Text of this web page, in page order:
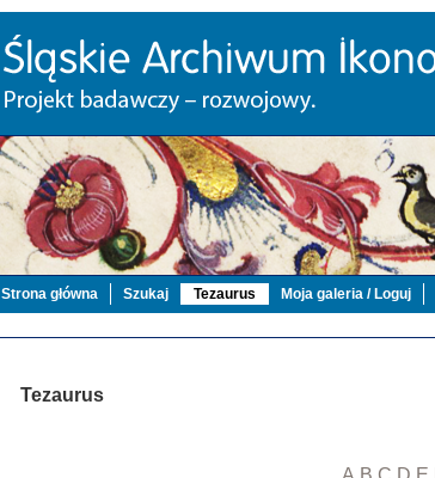
Strona główna Szukaj Tezaurus Moja galeria / Loguj
Tezaurus